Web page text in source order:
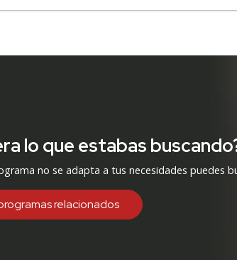
lo que estabas
no se adapta a tus necesidades puedes
relacionados